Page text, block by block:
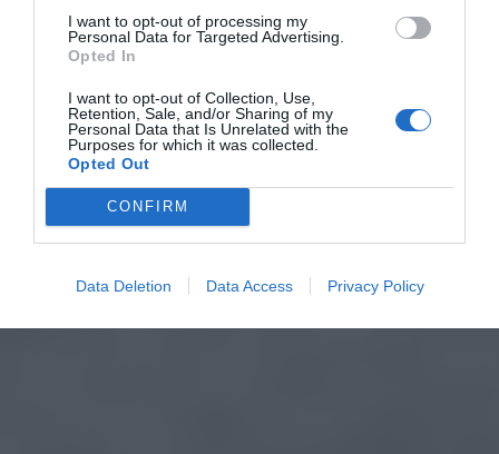
I want to opt-out of processing my
Personal Data for Targeted Advertising.
Opted In
I want to opt-out of Collection, Use,
Retention, Sale, and/or Sharing of my
Personal Data that Is Unrelated with the
Purposes for which it was collected.
Opted Out
CONFIRM
Data Deletion Data Access Privacy Policy